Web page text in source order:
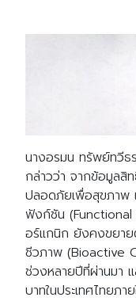
นางอรมน ทรัพย์ทวีธ
กล่าวว่า จากข้อมูลสิ
ปลอดภัยเพื่อสุขภาพ
ฟังก์ชัน (Functional
อร์แกนิก ยังคงขยา
ชีวภาพ (Bioactive
ช่วงหลายปีที่ผ่านมา
บาทในประเทศไทยภ